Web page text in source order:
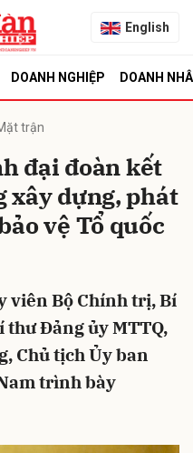
English
DOANH NGHIỆP DOANH
trận
đại đoàn kết
xây dựng, phát
vệ Tổ quốc
viên Bộ Chính trị, Bí
Đảng ủy MTTQ,
Chủ tịch Ủy ban
trình bày
Hủy